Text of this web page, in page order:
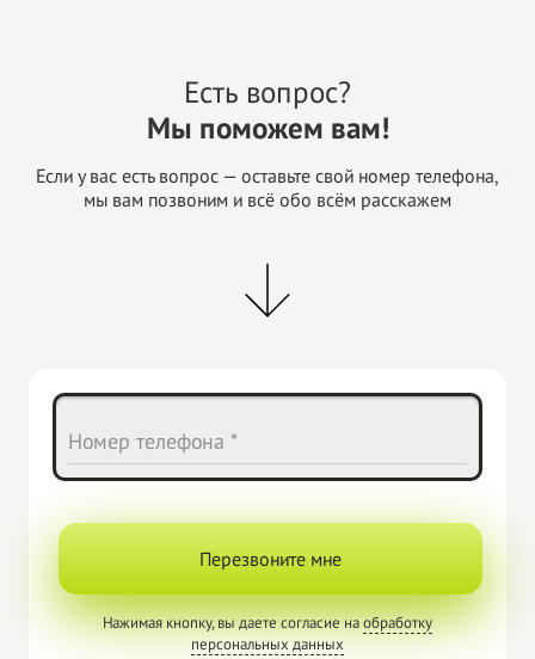
Есть вопрос?
Мы поможем вам!
Если у вас есть вопрос — оставьте свой номер телефона,
мы вам позвоним и всё обо всём расскажем
Номер телефона *
Перезвоните мне
Нажимая кнопку, вы даете согласие наобработку
персональных данных